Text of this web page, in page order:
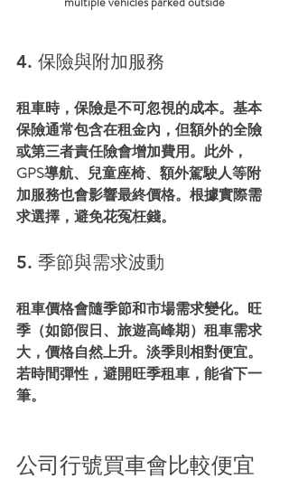
4. 保險與附加服務
租車時，保險是不可忽視的成本。基本
保險通常包含在租金內，但額外的全險
或第三者責任險會增加費用。此外，
GPS導航、兒童座椅、額外駕駛人等附
加服務也會影響最終價格。根據實際需
求選擇，避免花冤枉錢。
5. 季節與需求波動
租車價格會隨季節和市場需求變化。旺
季（如節假日、旅遊高峰期）租車需求
大，價格自然上升。淡季則相對便宜。
若時間彈性，避開旺季租車，能省下一
筆。
公司行號買車會比較便宜